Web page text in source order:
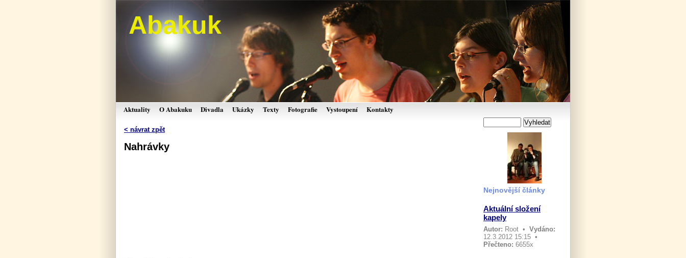
Abakuk
Aktuality O Abakuku Divadla Ukázky Texty Fotografie Vystoupení Kontakty
Nejnovější články
Aktuální složení
kapely
Autor: Root • Vydáno:
12.3.2012 15:15 •
Přečteno: 6655x
< návrat zpět
Nahrávky